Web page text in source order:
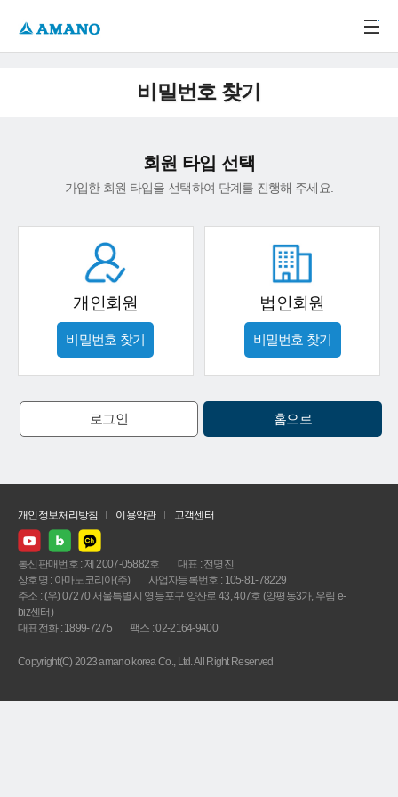
비밀번호 찾기
회원 타입 선택
가입한 회원 타입을 선택하여 단계를 진행해 주세요.
개인회원
비밀번호 찾기
법인회원
비밀번호 찾기
로그인 홈으로
개인정보처리방침 이용약관 고객센터
통신판매번호 : 제 2007-05882호
대표 : 전명진
상호명 : 아마노코리아(주)
사업자등록번호 : 105-81-78229
주소 : (우) 07270 서울특별시 영등포구 양산로 43, 407호 (양평동3가, 우림 e-
biz센터)
대표전화 : 1899-7275
팩스 : 02-2164-9400
Copyright(C) 2023 amano korea Co., Ltd. All Right Reserved